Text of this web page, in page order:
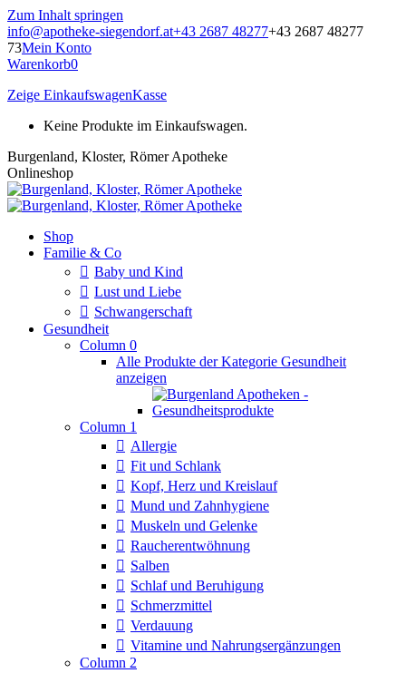
Zum Inhalt springen
info@apotheke-siegendorf.at+43 2687 48277+43 2687 48277
73Mein Konto
Warenkorb0
Zeige EinkaufswagenKasse
Keine Produkte im Einkaufswagen.
Burgenland, Kloster, Römer Apotheke
Onlineshop
Shop
Familie & Co
Baby und Kind
Lust und Liebe
Schwangerschaft
Gesundheit
Column 0
Alle Produkte der Kategorie Gesundheit
anzeigen
Column 1
Allergie
Fit und Schlank
Kopf, Herz und Kreislauf
Mund und Zahnhygiene
Muskeln und Gelenke
Raucherentwöhnung
Salben
Schlaf und Beruhigung
Schmerzmittel
Verdauung
Vitamine und Nahrungsergänzungen
Column 2